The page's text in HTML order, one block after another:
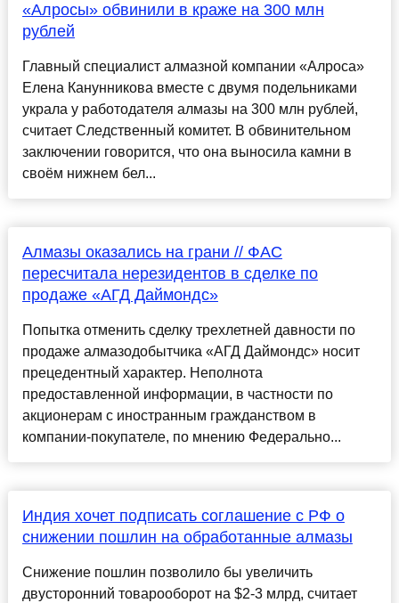
«Алросы» обвинили в краже на 300 млн
рублей
Главный специалист алмазной компании «Алроса»
Елена Канунникова вместе с двумя подельниками
украла у работодателя алмазы на 300 млн рублей,
считает Следственный комитет. В обвинительном
заключении говорится, что она выносила камни в
своём нижнем бел...
Алмазы оказались на грани // ФАС
пересчитала нерезидентов в сделке по
продаже «АГД Даймондс»
Попытка отменить сделку трехлетней давности по
продаже алмазодобытчика «АГД Даймондс» носит
прецедентный характер. Неполнота
предоставленной информации, в частности по
акционерам с иностранным гражданством в
компании-покупателе, по мнению Федерально...
Индия хочет подписать соглашение с РФ о
снижении пошлин на обработанные алмазы
Снижение пошлин позволило бы увеличить
двусторонний товарооборот на $2-3 млрд, считает